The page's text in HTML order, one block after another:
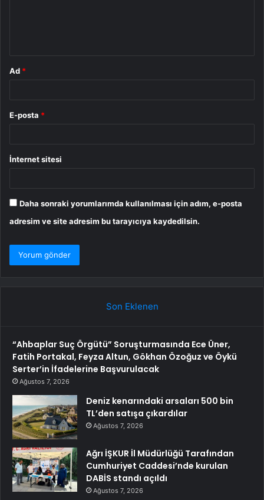
Ad *
E-posta *
İnternet sitesi
Daha sonraki yorumlarımda kullanılması için adım, e-posta
adresim ve site adresim bu tarayıcıya kaydedilsin.
Son Eklenen
“Ahbaplar Suç Örgütü” Soruşturmasında Ece Üner,
Fatih Portakal, Feyza Altun, Gökhan Özoğuz ve Öykü
Serter’in İfadelerine Başvurulacak
Ağustos 7, 2026
Deniz kenarındaki arsaları 500 bin
TL’den satışa çıkardılar
Ağustos 7, 2026
Ağrı İŞKUR İl Müdürlüğü Tarafından
Cumhuriyet Caddesi’nde kurulan
DABİS standı açıldı
Ağustos 7, 2026